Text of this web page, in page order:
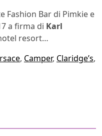
Fashion Bar di Pimkie e
a firma di Karl
resort…
, Camper, Claridge’s,